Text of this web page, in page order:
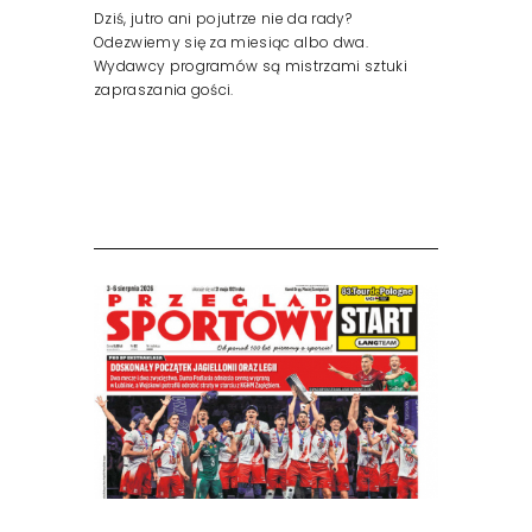
Dziś, jutro ani pojutrze nie da rady?
Odezwiemy się za miesiąc albo dwa.
Wydawcy programów są mistrzami sztuki
zapraszania gości.